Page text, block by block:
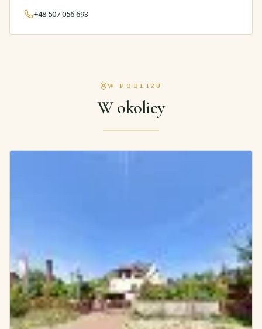
+48 507 056 693
W POBLIŻU
W okolicy